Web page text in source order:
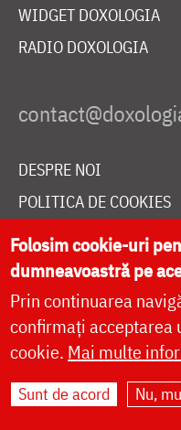
WIDGET DOXOLOGIA
RADIO DOXOLOGIA
DESPRE NOI
POLITICA DE COOKIES
DONEAZĂ ONLINE
LIVE
Site dezvoltat
Arhiepiscopia
Folosim cookie-uri
dumneavoastră pe
Prin continuarea
confirmați
cookie. Mai multe
Sunt de acord Nu,